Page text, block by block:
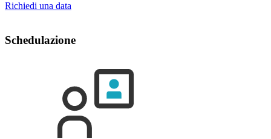
Richiedi una data
Schedulazione